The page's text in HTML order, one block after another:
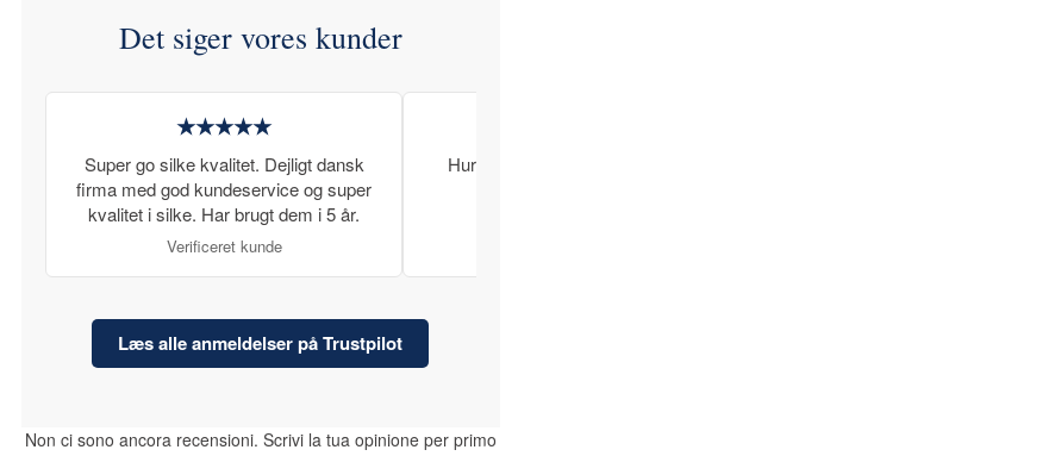
Det siger vores kunder
★★★★★
Super go silke kvalitet. Dejligt dansk
firma med god kundeservice og super
kvalitet i silke. Har brugt dem i 5 år.
Verificeret kunde
Hurtig levering og lækre produkter.
Læs alle anmeldelser på Trustpilot
Non ci sono ancora recensioni. Scrivi la tua opinione per primo